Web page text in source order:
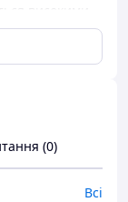
високими
нашому
(0)
Всі